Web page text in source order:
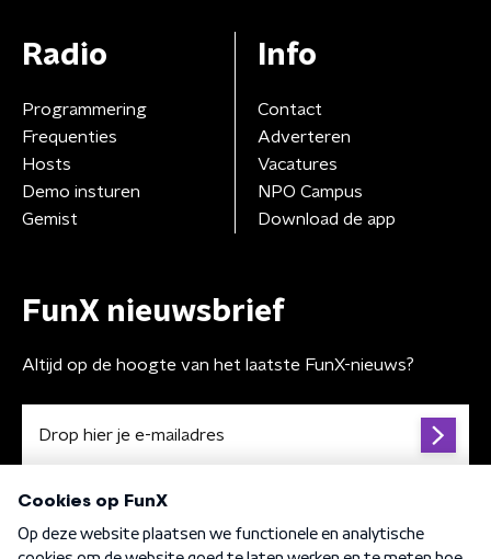
Radio
Programmering
Frequenties
Hosts
Demo insturen
Gemist
Info
Contact
Adverteren
Vacatures
NPO Campus
Download de app
FunX nieuwsbrief
Altijd op de hoogte van het laatste FunX-nieuws?